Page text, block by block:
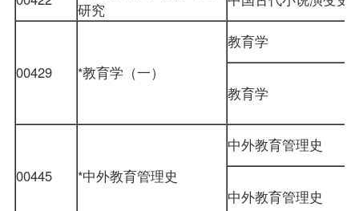
研究
00429 *教育学（一）
教育学
教育学
00445 *中外教育管理史
中外教育管理史
中外教育管理史